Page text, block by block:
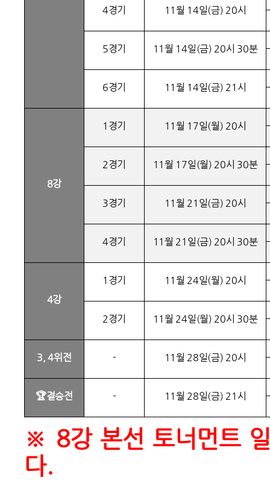
4경기 11월 14일(금) 20시
5경기 11월 14일(금) 20시 30분
6경기 11월 14일(금) 21시
8강
1경기 11월 17일(월) 20시
2경기 11월 17일(월) 20시 30분
3경기 11월 21일(금) 20시
4경기 11월 21일(금) 20시 30분
4강
1경기 11월 24일(월) 20시
2경기 11월 24일(월) 20시 30분
3, 4위전 - 11월 28일(금) 20시
🏆결승전 - 11월 28일(금) 21시
※ 8강 본선 토너먼트
다.